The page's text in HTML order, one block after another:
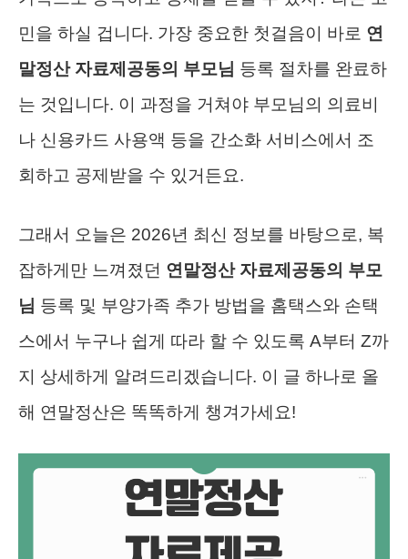
민을 하실 겁니다. 가장 중요한 첫걸음이 바로 연
말정산 자료제공동의 부모님 등록 절차를 완료하
는 것입니다. 이 과정을 거쳐야 부모님의 의료비
나 신용카드 사용액 등을 간소화 서비스에서 조
회하고 공제받을 수 있거든요.
그래서 오늘은 2026년 최신 정보를 바탕으로, 복
잡하게만 느껴졌던 연말정산 자료제공동의 부모
님 등록 및 부양가족 추가 방법을 홈택스와 손택
스에서 누구나 쉽게 따라 할 수 있도록 A부터 Z까
지 상세하게 알려드리겠습니다. 이 글 하나로 올
해 연말정산은 똑똑하게 챙겨가세요!